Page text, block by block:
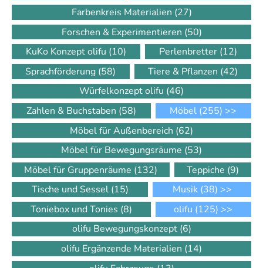
Farbenkreis Materialien (27)
Forschen & Experimentieren (50)
KuKo Konzept olifu (10) Perlenbretter (12)
Sprachförderung (58) Tiere & Pflanzen (42)
Würfelkonzept olifu (46)
Zahlen & Buchstaben (58) Möbel (255) >>
Möbel für Außenbereich (62)
Möbel für Bewegungsräume (53)
Möbel für Gruppenräume (132) Teppiche (9)
Tische und Sessel (15) Musik (38) >>
Toniebox und Tonies (8) olifu (125) >>
olifu Bewegungskonzept (6)
olifu Ergänzende Materialien (14)